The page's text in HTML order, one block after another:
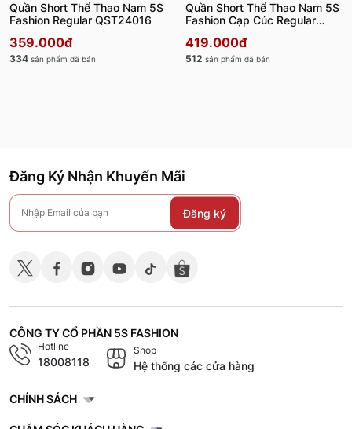
Quần Short Thể Thao Nam 5S
Fashion Regular QST24016
359.000đ
334 sản phẩm đã bán
Quần Short Thể Thao Nam 5S
Fashion Cạp Cúc Regular
419.000đ
512 sản phẩm đã bán
Đăng Ký Nhận Khuyến Mãi
Đăng ký
CÔNG TY CỔ PHẦN 5S FASHION
Hotline
18008118
Shop
Hệ thống các cửa hàng
CHÍNH SÁCH